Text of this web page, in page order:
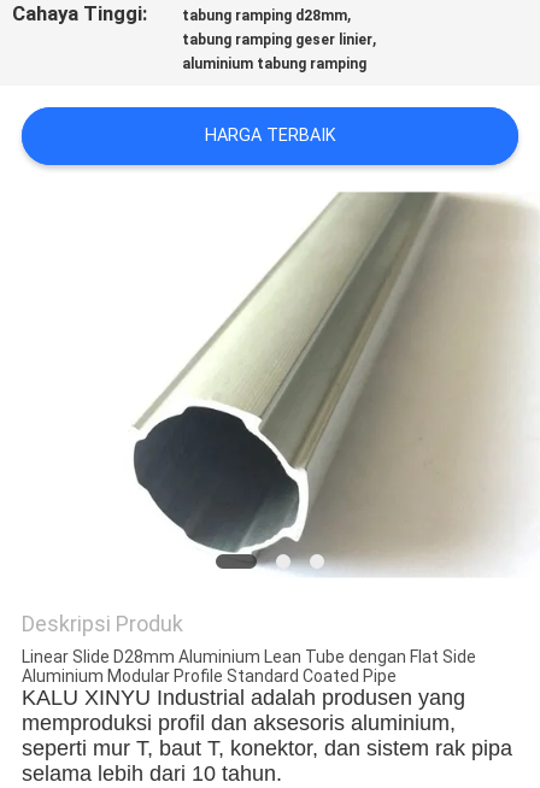
PERMINTAAN
SITEMAP
Cahaya Tinggi: tabung ramping d28mm,
tabung ramping geser linier,
aluminium tabung ramping
HARGA TERBAIK
Deskripsi Produk
Linear Slide D28mm Aluminium Lean Tube dengan Flat Side
Aluminium Modular Profile Standard Coated Pipe
KALU XINYU Industrial adalah produsen yang
memproduksi profil dan aksesoris aluminium,
seperti mur T, baut T, konektor, dan sistem rak pipa
selama lebih dari 10 tahun.